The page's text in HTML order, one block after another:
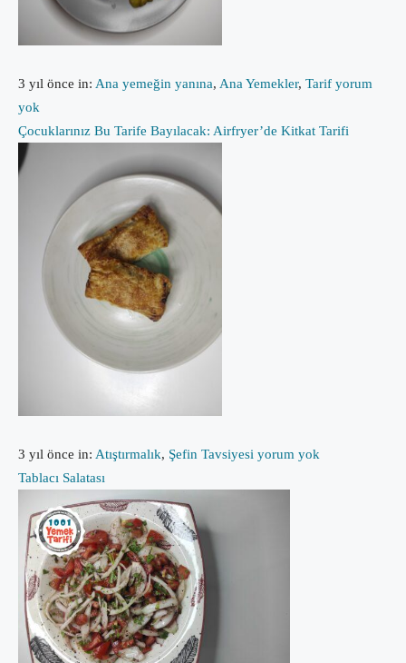
3 yıl önce in: Ana yemeğin yanına, Ana Yemekler, Tarif yorum
yok
Çocuklarınız Bu Tarife Bayılacak: Airfryer’de Kitkat Tarifi
3 yıl önce in: Atıştırmalık, Şefin Tavsiyesi yorum yok
Tablacı Salatası